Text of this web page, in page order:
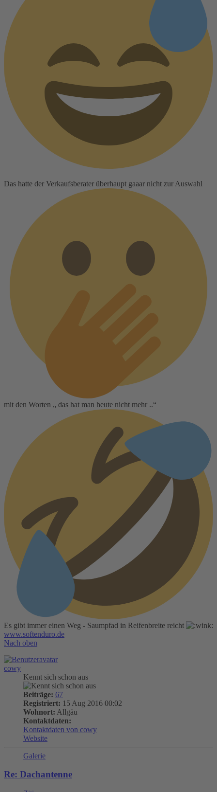
Das hatte der Verkaufsberater überhaupt gaaar nicht zur Auswahl
mit den Worten „ das hat man heute nicht mehr ..“
Es gibt immer einen Weg - Saumpfad in Reifenbreite reicht
www.softenduro.de
Nach oben
cowy
Kennt sich schon aus
Beiträge: 67
Registriert: 15 Aug 2016 00:02
Wohnort: Allgäu
Kontaktdaten:
Kontaktdaten von cowy
Website
Galerie
Re: Dachantenne